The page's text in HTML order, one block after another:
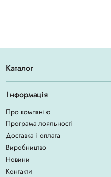
Каталог
Інформація
Про компанію
Програма лояльності
Доставка і оплата
Виробництво
Новини
Контакти